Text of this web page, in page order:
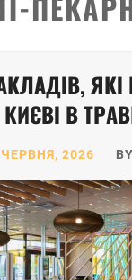
КИЄВІ В
2026 BY